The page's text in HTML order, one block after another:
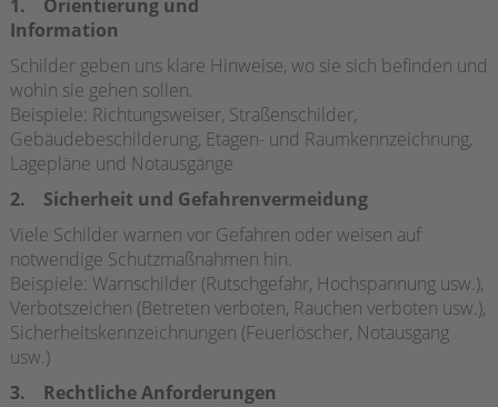
1. Orientierung und
Information
Schilder geben uns klare Hinweise, wo sie sich befinden und
wohin sie gehen sollen.
Beispiele: Richtungsweiser, Straßenschilder,
Gebäudebeschilderung, Etagen- und Raumkennzeichnung,
Lagepläne und Notausgänge
2. Sicherheit und Gefahrenvermeidung
Viele Schilder warnen vor Gefahren oder weisen auf
notwendige Schutzmaßnahmen hin.
Beispiele: Warnschilder (Rutschgefahr, Hochspannung usw.),
Verbotszeichen (Betreten verboten, Rauchen verboten usw.),
Sicherheitskennzeichnungen (Feuerlöscher, Notausgang
usw.)
3. Rechtliche Anforderungen